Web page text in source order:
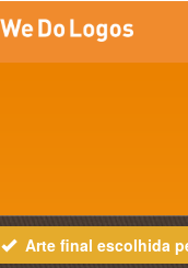
Arte final escolhida